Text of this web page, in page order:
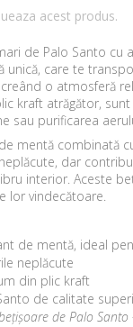
acest produs.
de Palo Santo cu
unică, care te
o atmosferă
kraft atrăgător,
sau purificarea
mentă combinată
dar
interior. Aceste
lor vindecătoare.
de mentă, ideal
neplăcute
din plic kraft
de calitate
de Palo Santo